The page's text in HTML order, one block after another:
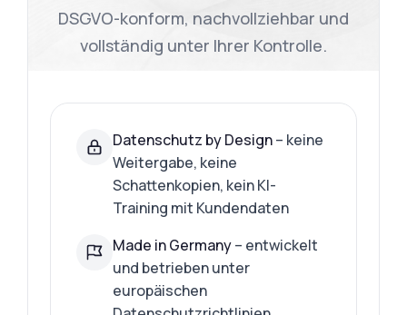
DSGVO-konform, nachvollziehbar und
vollständig unter Ihrer Kontrolle.
Datenschutz by Design– keine
Weitergabe, keine
Schattenkopien, kein KI-
Training mit Kundendaten
Made in Germany– entwickelt
und betrieben unter
europäischen